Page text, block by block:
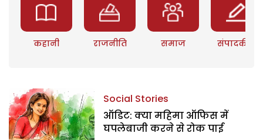
कहानी राजनीति समाज संपादकीय
Social Stories
ऑडिट: क्या महिमा ऑफिस में
घपलेबाजी करने से रोक पाई